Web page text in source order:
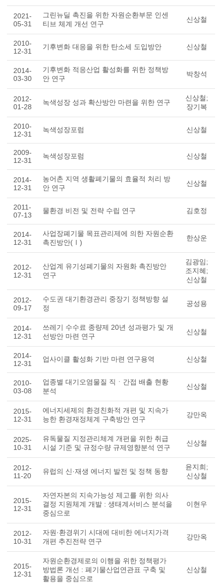
2021-
05-31
그린뉴딜 촉진을 위한 자원순환부문 인센
티브 체계 개선 연구
신상철
2010-
12-31
기후변화 대응을 위한 탄소세 도입방안 신상철
2014-
03-30
기후변화 적응산업 활성화를 위한 정책방
안 연구
박창석
2012-
01-28
녹색성장 성과 확산방안 마련을 위한 연구
신상철;
장기복
2010-
12-31
녹색성장포럼 신상철
2009-
12-31
녹색성장포럼 신상철
2014-
12-31
농어촌 지역 생활폐기물의 효율적 처리 방
안 연구
신상철
2011-
07-13
물환경 비전 및 전략 수립 연구 김호정
2014-
12-31
사업장폐기물 목표관리제에 의한 자원순환
촉진방안(Ⅰ)
한상운
2012-
12-31
산업계 유기성폐기물의 자원화 촉진방안
연구
김광임;
조지혜;
신상철
2012-
09-17
수도권 대기환경관리 중장기 정책방향 설
정
공성용
2014-
12-31
쓰레기 수수료 종량제 20년 성과평가 및 개
선방안 마련 연구
신상철
2014-
12-31
업사이클 활성화 기반 마련 연구용역 신상철
2010-
03-08
업종별 대기오염물질 직ㆍ간접 배출 현황
분석
신상철
2015-
12-31
에너지세제의 환경친화적 개편 및 지속가
능한 환경재정체계 구축방안 연구
강만옥
2025-
10-31
유독물질 지정관리체계 개편을 위한 취급
시설 기준 및 규정수량 규제영향분석 연구
신상철
2012-
11-20
유럽의 신·재생 에너지 발전 및 정책 동향
윤지희;
신상철
2015-
12-31
자연자본의 지속가능성 제고를 위한 의사
결정 지원체계 개발 : 생태계서비스 분석을
중심으로
이현우
2012-
10-31
자원·환경위기 시대에 대비한 에너지가격
개편 추진전략 연구
강만옥
2015-
12-31
자원순환경제로의 이행을 위한 정책평가
방법론 개선 : 폐기물산업연관표 구축 및
활용을 중심으로
신상철